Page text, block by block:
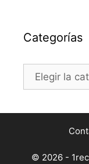
Categorías
Categorías
© 2026 -